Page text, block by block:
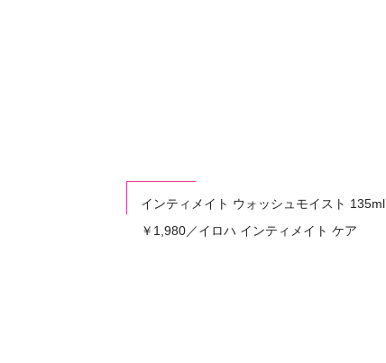
インティメイト ウォッシュモイスト 135ml
￥1,980／イロハ インティメイト ケア